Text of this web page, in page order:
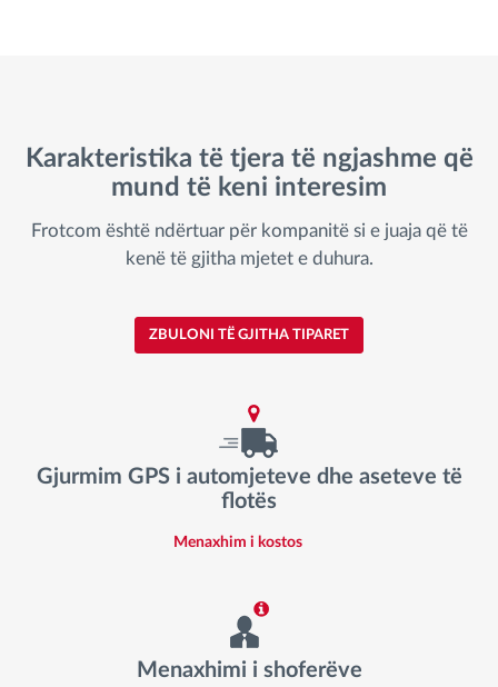
Karakteristika të tjera të ngjashme që
mund të keni interesim
Frotcom është ndërtuar për kompanitë si e juaja që të
kenë të gjitha mjetet e duhura.
ZBULONI TË GJITHA TIPARET
Gjurmim GPS i automjeteve dhe aseteve të
flotës
Menaxhim i kostos
Menaxhimi i shoferëve